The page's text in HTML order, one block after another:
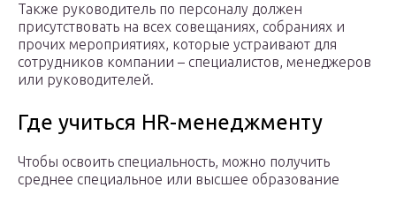
Также руководитель по персоналу должен
присутствовать на всех совещаниях, собраниях и
прочих мероприятиях, которые устраивают для
сотрудников компании – специалистов, менеджеров
или руководителей.
Где учиться HR-менеджменту
Чтобы освоить специальность, можно получить
среднее специальное или высшее образование